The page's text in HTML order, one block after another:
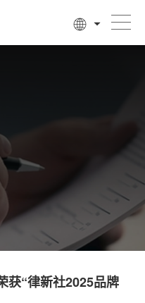
获“律新社2025品牌